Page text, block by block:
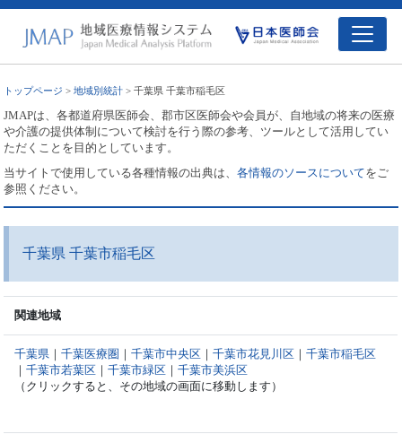
トップページ >地域別統計 > 千葉県 千葉市稲毛区
JMAPは、各都道府県医師会、郡市区医師会や会員が、自地域の将来の医療
や介護の提供体制について検討を行う際の参考、ツールとして活用してい
ただくことを目的としています。
当サイトで使用している各種情報の出典は、各情報のソースについてをご
参照ください。
千葉県 千葉市稲毛区
関連地域
千葉県 ｜千葉医療圏 ｜千葉市中央区 ｜千葉市花見川区 ｜千葉市稲毛区
｜千葉市若葉区 ｜千葉市緑区 ｜千葉市美浜区
（クリックすると、その地域の画面に移動します）